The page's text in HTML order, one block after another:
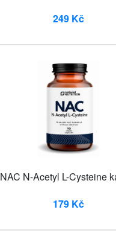
249 Kč
NAC N-Acetyl L-Cysteine
179 Kč